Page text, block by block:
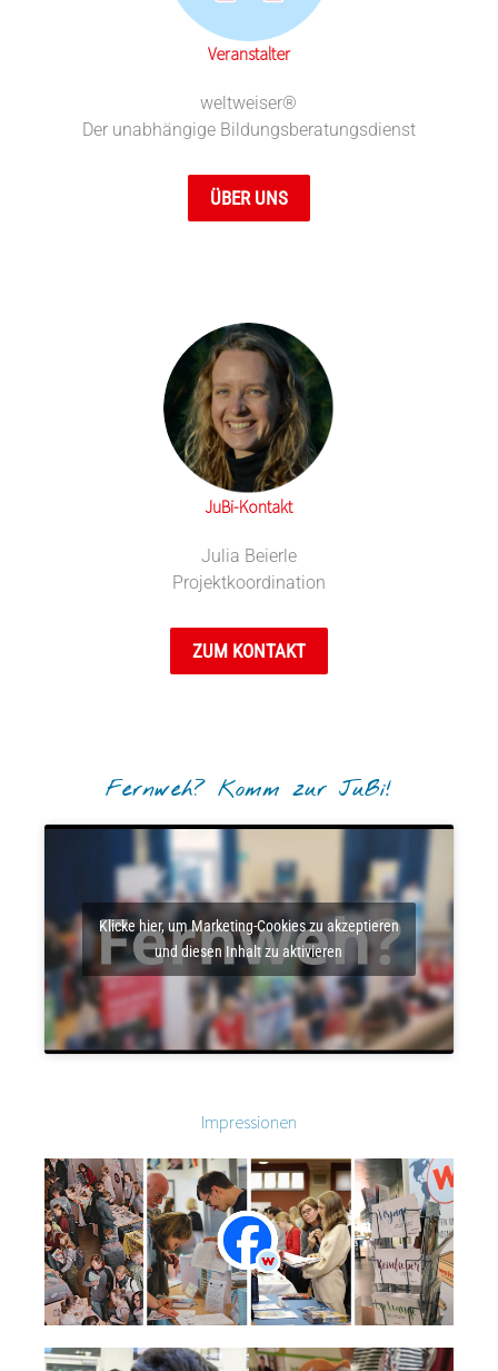
Veranstalter
weltweiser®
Der unabhängige Bildungsberatungsdienst
ÜBER UNS
JuBi-Kontakt
Julia Beierle
Projektkoordination
ZUM KONTAKT
Fernweh? Komm zur JuBi!
Klicke hier, um Marketing-Cookies zu akzeptieren
und diesen Inhalt zu aktivieren
Impressionen